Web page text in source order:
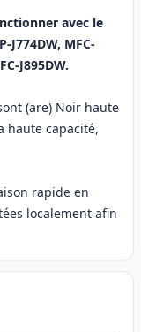
avec le
J774DW, MFC-
J895DW.
(are) Noir haute
haute capacité,
rapide en
localement afin